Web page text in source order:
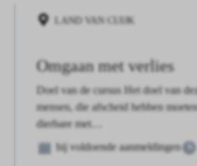
LAND VAN CUIJK
Omgaan met verlies
Doel van de cursus Het doel van
mensen, die afscheid hebben
dierbare met…
bij voldoende aanmeldingen